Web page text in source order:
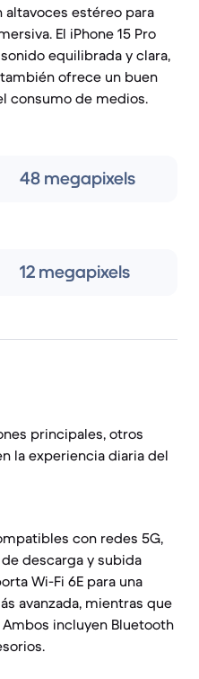
estéreo para
El iPhone 15 Pro
equilibrada y clara,
ofrece un buen
consumo de medios.
48 megapixels
12 megapixels
principales, otros
la experiencia diaria del
con redes 5G,
descarga y subida
Wi-Fi 6E para una
avanzada, mientras que
Ambos incluyen Bluetooth